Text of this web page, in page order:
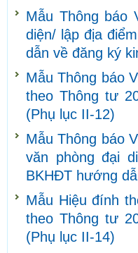
Mẫu Thông báo
diện/ lập địa
dẫn về đăng ký
Mẫu Thông báo
theo Thông tư
(Phụ lục II-12)
Mẫu Thông báo
văn phòng đại
BKHĐT hướng
Mẫu Hiệu đính
theo Thông tư
(Phụ lục II-14)